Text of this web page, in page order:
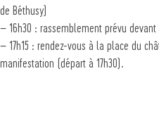
de Béthusy)
– 16h30 : rassemblement prévu devant
– 17h15 : rendez-vous à la place du
manifestation (départ à 17h30).